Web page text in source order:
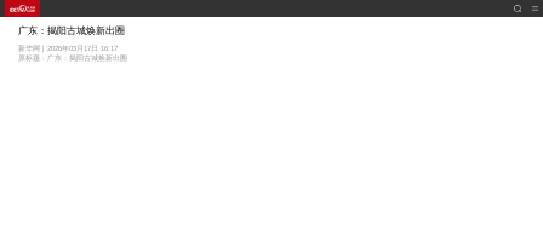
广东：揭阳古城焕新出圈
新华网 | 2026年03月17日 16:17
原标题：广东：揭阳古城焕新出圈